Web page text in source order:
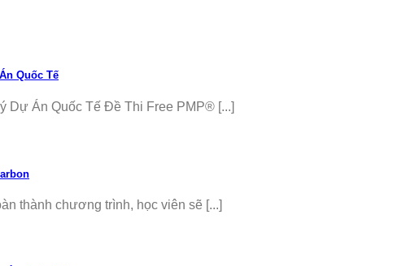
Quốc Tế
Dự Án Quốc Tế Đề Thi Free PMP® [...]
thành chương trình, học viên sẽ [...]